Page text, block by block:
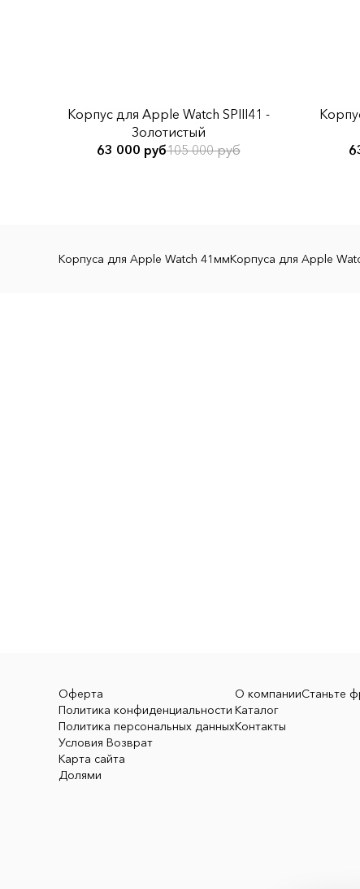
Корпус для Apple Watch SPIII41 -
Золотистый
63 000 руб105 000 руб
Корпуса для Apple Watch 41ммКорпуса для Apple
Оферта
Политика конфиденциальности
Политика персональных данных
Условия Возврат
Карта сайта
Долями
О компании
Каталог
Контакты
Станьте